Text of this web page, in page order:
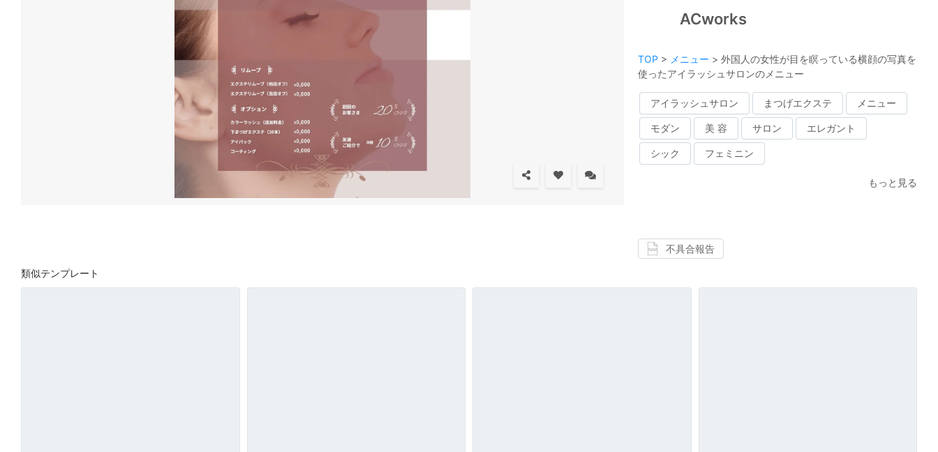
ACworks
TOP > メニュー > 外国人の女性が目を瞑っている横顔の写真を
使ったアイラッシュサロンのメニュー
アイラッシュサロン まつげエクステ メニュー
モダン 美 容 サロン エレガント
シック フェミニン
もっと見る
不具合報告
類似テンプレート